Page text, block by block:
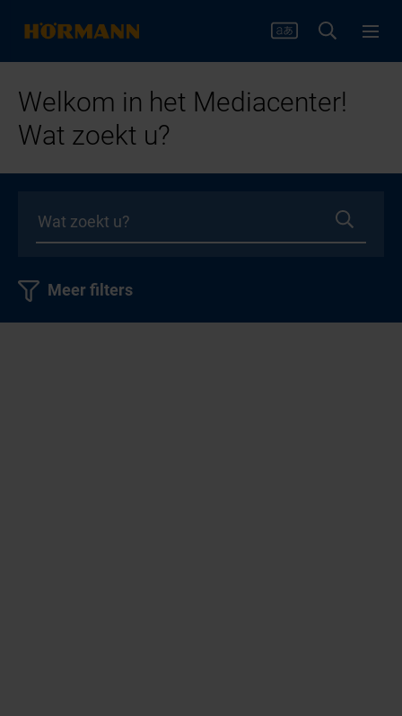
Welkom in het Mediacenter!
Wat zoekt u?
Meer filters